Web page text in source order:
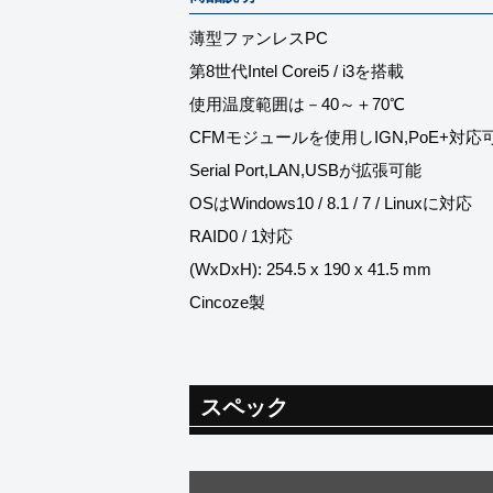
薄型ファンレスPC
第8世代Intel Corei5 / i3を搭載
使用温度範囲は－40～＋70℃
CFMモジュールを使用しIGN,PoE+対応
Serial Port,LAN,USBが拡張可能
OSはWindows10 / 8.1 / 7 / Linuxに対応
RAID0 / 1対応
(WxDxH): 254.5 x 190 x 41.5 mm
Cincoze製
スペック